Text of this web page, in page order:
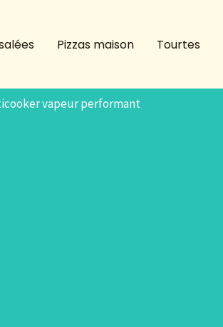
Pizzas maison Tourtes
vapeur performant